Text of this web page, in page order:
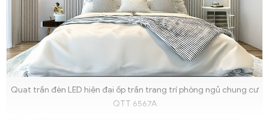
Quạt trần đèn LED hiện đại ốp trần trang trí phòng ngủ chung cư
QTT 6567A